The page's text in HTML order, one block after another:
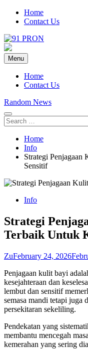
Skip
Home
Contact Us
91-Pron
Laman Info Anda
Menu
Home
Contact Us
Random News
Search
for:
Home
Info
Strategi
Sensitif
Info
Strategi
Terbaik Untuk
ZuFebruary 24, 2026
Penjagaan kulit bayi
kesejahteraan dan
lembut dan sensitif
semasa mandi tetapi juga
persekitaran sekeliling.
Pendekatan yang
membantu mencegah
kemerahan yang sering